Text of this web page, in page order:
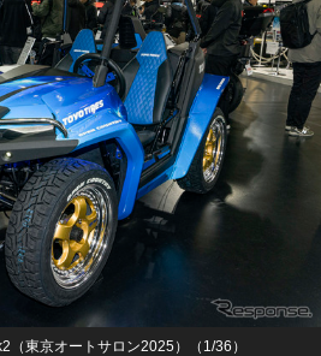
（東京オートサロン2025）（1/36）